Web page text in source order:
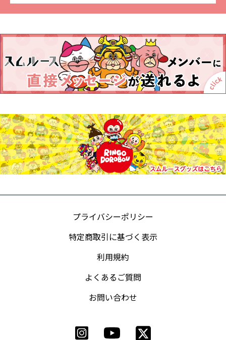
プライバシーポリシー
特定商取引に基づく表示
利用規約
よくあるご質問
お問い合わせ